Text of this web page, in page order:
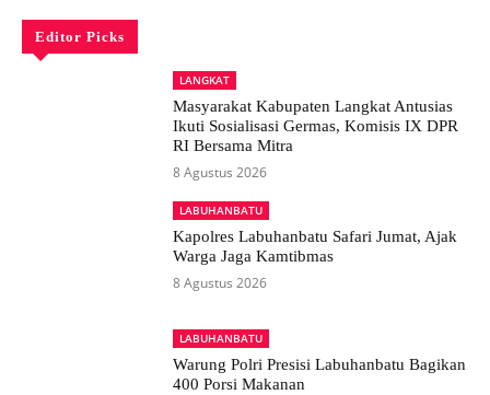
Editor Picks
LANGKAT
Masyarakat Kabupaten Langkat Antusias
Ikuti Sosialisasi Germas, Komisis IX DPR
RI Bersama Mitra
8 Agustus 2026
LABUHANBATU
Kapolres Labuhanbatu Safari Jumat, Ajak
Warga Jaga Kamtibmas
8 Agustus 2026
LABUHANBATU
Warung Polri Presisi Labuhanbatu Bagikan
400 Porsi Makanan